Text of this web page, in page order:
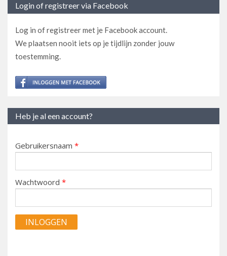
Login of registreer via Facebook
Log in of registreer met je Facebook account.
We plaatsen nooit iets op je tijdlijn zonder jouw
toestemming.
Heb je al een account?
Gebruikersnaam *
Wachtwoord *